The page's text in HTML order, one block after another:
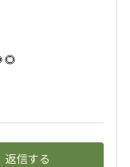
返信する